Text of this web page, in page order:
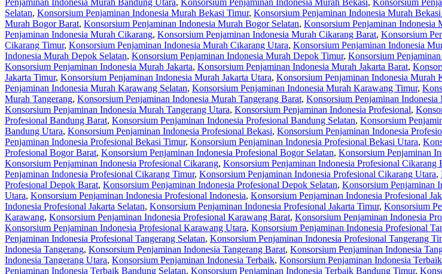
Penjaminan Indonesia Murah Bandung Utara, Konsorsium Penjaminan Indonesia Murah Bekasi, Konsorsium
Selatan, Konsorsium Penjaminan Indonesia Murah Bekasi Timur, Konsorsium Penjaminan Indonesia Murah
Murah Bogor Barat, Konsorsium Penjaminan Indonesia Murah Bogor Selatan, Konsorsium Penjaminan Indonesia
Penjaminan Indonesia Murah Cikarang, Konsorsium Penjaminan Indonesia Murah Cikarang Barat, Konsorsium
Cikarang Timur, Konsorsium Penjaminan Indonesia Murah Cikarang Utara, Konsorsium Penjaminan Indonesia
Indonesia Murah Depok Selatan, Konsorsium Penjaminan Indonesia Murah Depok Timur, Konsorsium
Konsorsium Penjaminan Indonesia Murah Jakarta, Konsorsium Penjaminan Indonesia Murah Jakarta Barat,
Jakarta Timur, Konsorsium Penjaminan Indonesia Murah Jakarta Utara, Konsorsium Penjaminan Indonesia Murah
Penjaminan Indonesia Murah Karawang Selatan, Konsorsium Penjaminan Indonesia Murah Karawang Timur,
Murah Tangerang, Konsorsium Penjaminan Indonesia Murah Tangerang Barat, Konsorsium Penjaminan Indonesia
Konsorsium Penjaminan Indonesia Murah Tangerang Utara, Konsorsium Penjaminan Indonesia Profesional,
Profesional Bandung Barat, Konsorsium Penjaminan Indonesia Profesional Bandung Selatan, Konsorsium
Bandung Utara, Konsorsium Penjaminan Indonesia Profesional Bekasi, Konsorsium Penjaminan Indonesia
Penjaminan Indonesia Profesional Bekasi Timur, Konsorsium Penjaminan Indonesia Profesional Bekasi Utara,
Profesional Bogor Barat, Konsorsium Penjaminan Indonesia Profesional Bogor Selatan, Konsorsium Penjaminan
Konsorsium Penjaminan Indonesia Profesional Cikarang, Konsorsium Penjaminan Indonesia Profesional Cikarang
Penjaminan Indonesia Profesional Cikarang Timur, Konsorsium Penjaminan Indonesia Profesional Cikarang Utara,
Profesional Depok Barat, Konsorsium Penjaminan Indonesia Profesional Depok Selatan, Konsorsium Penjaminan
Utara, Konsorsium Penjaminan Indonesia Profesional Indonesia, Konsorsium Penjaminan Indonesia Profesional
Indonesia Profesional Jakarta Selatan, Konsorsium Penjaminan Indonesia Profesional Jakarta Timur, Konsorsium
Karawang, Konsorsium Penjaminan Indonesia Profesional Karawang Barat, Konsorsium Penjaminan Indonesia
Konsorsium Penjaminan Indonesia Profesional Karawang Utara, Konsorsium Penjaminan Indonesia Profesional
Penjaminan Indonesia Profesional Tangerang Selatan, Konsorsium Penjaminan Indonesia Profesional Tangerang
Indonesia Tangerang, Konsorsium Penjaminan Indonesia Tangerang Barat, Konsorsium Penjaminan Indonesia
Indonesia Tangerang Utara, Konsorsium Penjaminan Indonesia Terbaik, Konsorsium Penjaminan Indonesia
Penjaminan Indonesia Terbaik Bandung Selatan, Konsorsium Penjaminan Indonesia Terbaik Bandung Timur,